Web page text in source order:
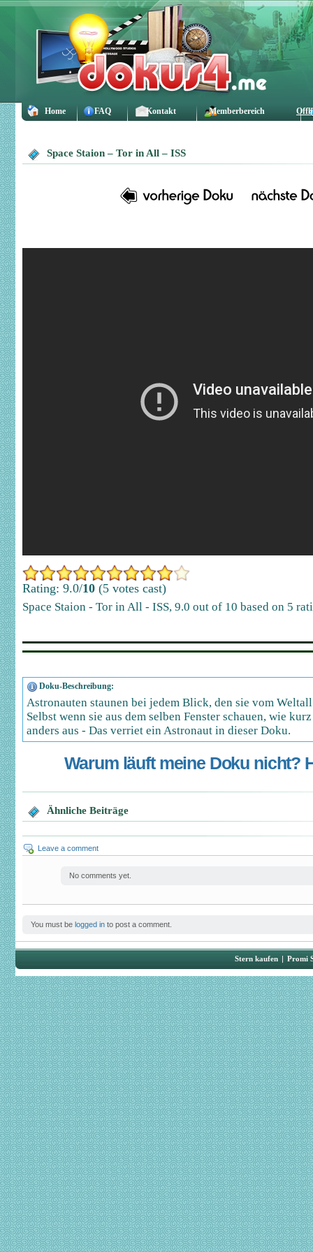
Home FAQ Kontakt Memberbereich
Space Staion – Tor in All – ISS
Rating: 9.0/10 (5 votes cast)
Space Staion - Tor in All - ISS, 9.0 out of 10 based on 5
Doku-Beschreibung:
Astronauten staunen bei jedem Blick, den sie vom
Selbst wenn sie aus dem selben Fenster schauen, wie
anders aus - Das verriet ein Astronaut in dieser Doku.
Warum läuft meine Doku nicht?
Ähnliche Beiträge
Leave a comment
No comments yet.
You must be logged in to post a comment.
Stern kaufen | Promi